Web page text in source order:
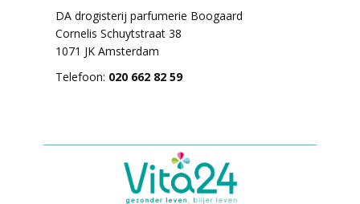
DA drogisterij parfumerie Boogaard
Cornelis Schuytstraat 38
1071 JK Amsterdam
Telefoon: 020 662 82 59